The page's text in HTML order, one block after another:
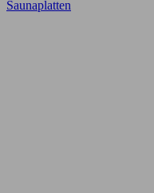
Saunaplatten